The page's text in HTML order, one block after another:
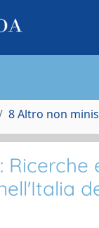
8 Altro non